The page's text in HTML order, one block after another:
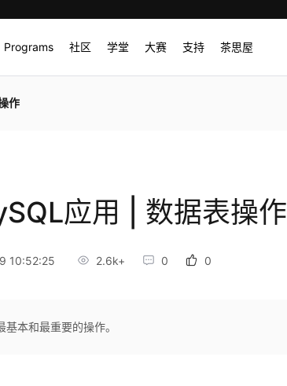
Programs 社区 学堂 大赛 支持 茶思屋
作
应用 | 数据表操作
10:52:25 2.6k+ 0 0
基本和最重要的操作。